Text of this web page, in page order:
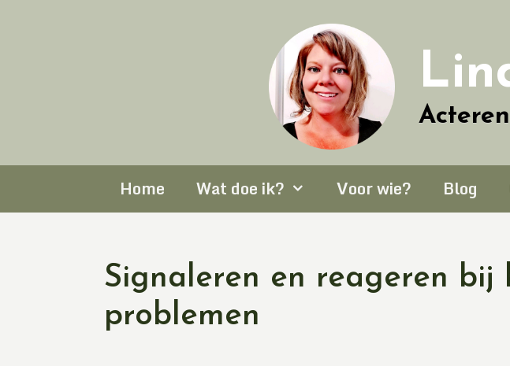
Home Wat doe ik? Voor wie? Blog
Signaleren en reageren bij
problemen